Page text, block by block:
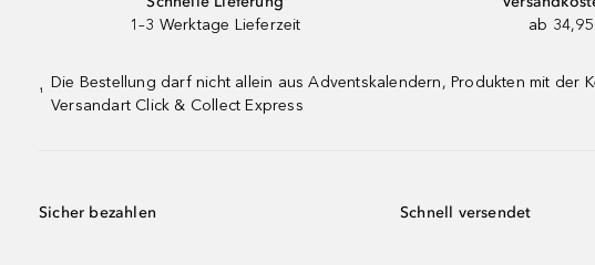
1–3 Werktage Lieferzeit
ab
¹
Die Bestellung darf nicht allein aus Adventskalendern, Produkten mit
Versandart Click & Collect Express
Sicher bezahlen Schnell versendet